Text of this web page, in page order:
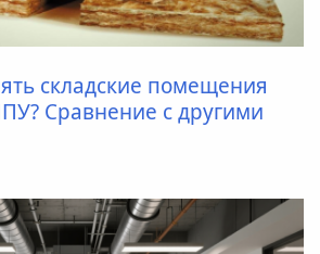
складские помещения
Сравнение с другими